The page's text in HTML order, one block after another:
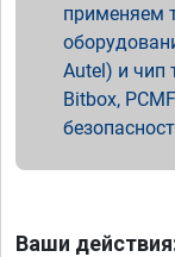
применяем
Autel) и чип
Bitbox,
Ваши